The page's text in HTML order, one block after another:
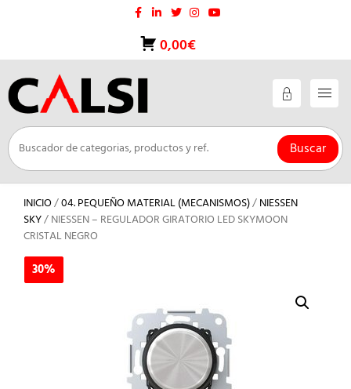
0,00€
Buscar
INICIO/04. PEQUEÑO MATERIAL (MECANISMOS)/NIESSEN
SKY/ NIESSEN – REGULADOR GIRATORIO LED SKYMOON
CRISTAL NEGRO
30%
30%